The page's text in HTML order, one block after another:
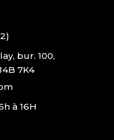
bur. 100,
7K4
à 16H